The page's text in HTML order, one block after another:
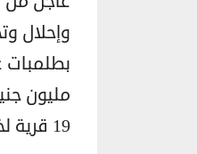
19 قرية لخدمة 400 ألف نسمة.